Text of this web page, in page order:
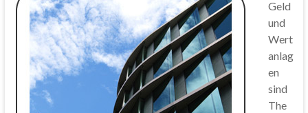
Geld
und
Wert
anlag
en
sind
The